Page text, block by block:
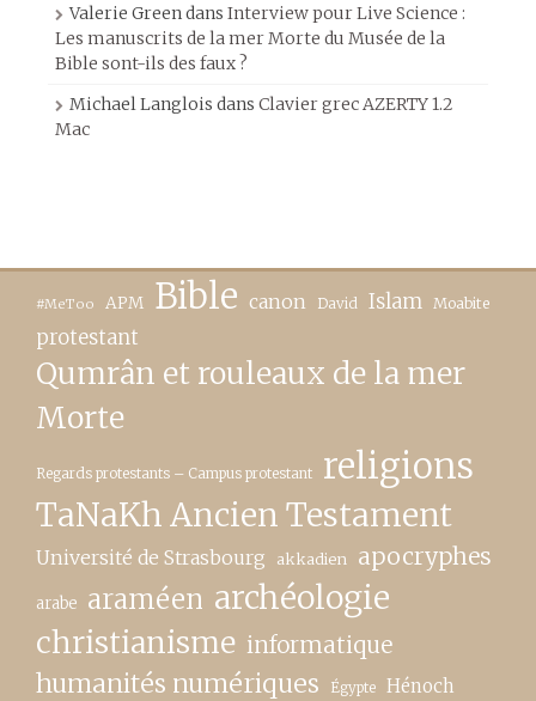
Valerie Greendans Interview pour Live Science :
Les manuscrits de la mer Morte du Musée de la
Bible sont-ils des faux ?
Michael Langlois dans Clavier grec AZERTY 1.2
Mac
#MeToo APM Bible canon David Islam Moabite
protestant
Qumrân et rouleaux de la mer
Morte
Regards protestants – Campus protestant religions
TaNaKh Ancien Testament
Université de Strasbourg akkadien apocryphes
arabe araméen archéologie
christianisme informatique
humanités numériques Égypte Hénoch